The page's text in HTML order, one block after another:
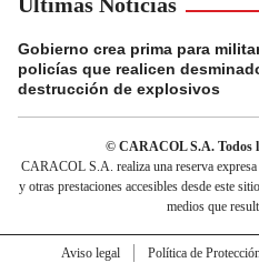
Gobierno crea prima para
policías que realicen
destrucción de explosivos
© CARACOL S.A. Todos
CARACOL S.A. realiza una reserva
y otras prestaciones accesibles desde este
medios que
Aviso legal Política de